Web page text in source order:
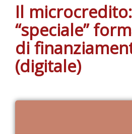
Il
“speciale”
di
(digitale)